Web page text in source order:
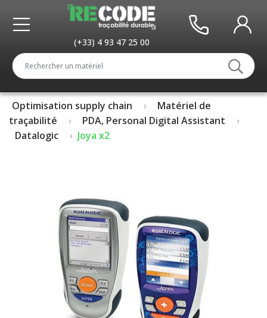
(+33) 4 93 47 25 00
Optimisation supply chain
Matériel de
traçabilité
PDA, Personal Digital Assistant
Datalogic
Joya x2